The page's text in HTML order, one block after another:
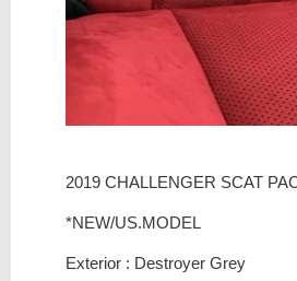
2019 CHALLENGER SCAT
*NEW/US.MODEL
Exterior : Destroyer Grey